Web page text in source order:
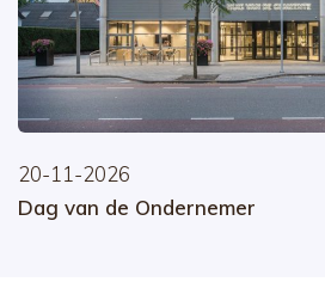
20-11-2026
Dag van de Ondernemer